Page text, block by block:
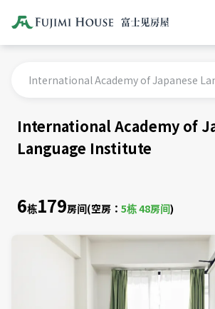
International Academy of
Language Institute
6栋179房间(空房： 5栋48房间)